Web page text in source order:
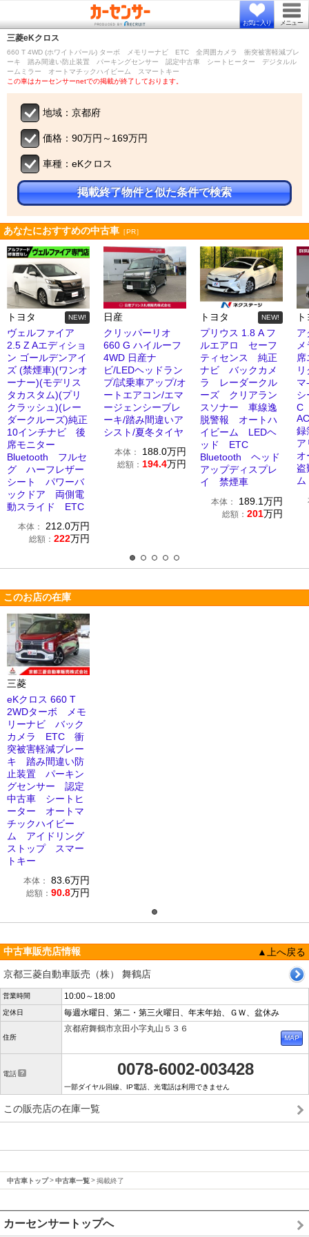
お気に入り メニュー
三菱eKクロス
660 T 4WD (ホワイトパール) ターボ メモリーナビ ETC 全周囲カメラ 衝突被害軽減ブレ
ーキ 踏み間違い防止装置 パーキングセンサー 認定中古車 シートヒーター デジタルル
ームミラー オートマチックハイビーム スマートキー
この車はカーセンサーnetでの掲載が終了しております。
地域：京都府
価格：90万円～169万円
車種：eKクロス
掲載終了物件と似た条件で検索
あなたにおすすめの中古車 ［PR］
トヨタ NEW!
ヴェルファイア
2.5 Z Aエディショ
ン ゴールデンアイ
ズ (禁煙車)(ワンオ
ーナー)(モデリス
タカスタム)(プリ
クラッシュ)(レー
ダークルーズ)純正
10インチナビ 後
席モニター
Bluetooth フルセ
グ ハーフレザー
シート パワーバ
ックドア 両側電
動スライド ETC
本体： 212.0万円
総額： 222万円
日産
クリッパーリオ
660 G ハイルーフ
4WD 日産ナ
ビ/LEDヘッドラン
プ/試乗車アップ/オ
ートエアコン/エマ
ージェンシーブレ
ーキ/踏み間違いア
シスト/夏冬タイヤ
本体： 188.0万円
総額： 194.4万円
トヨタ NEW!
プリウス 1.8 A フ
ルエアロ セーフ
ティセンス 純正
ナビ バックカメ
ラ レーダークル
ーズ クリアラン
スソナー 車線逸
脱警報 オートハ
イビーム LEDヘ
ッド ETC
Bluetooth ヘッド
アップディスプレ
イ 禁煙車
本体： 189.1万円
総額： 201万円
ア
録
盗
このお店の在庫
三菱
eKクロス 660 T
2WDターボ メモ
リーナビ バック
カメラ ETC 衝
突被害軽減ブレー
キ 踏み間違い防
止装置 パーキン
グセンサー 認定
中古車 シートヒ
ーター オートマ
チックハイビー
ム アイドリング
ストップ スマー
トキー
本体： 83.6万円
総額： 90.8万円
中古車販売店情報
▲上へ戻る
京都三菱自動車販売（株） 舞鶴店
営業時間 10:00～18:00
定休日 毎週水曜日、第二・第三火曜日、年末年始、ＧＷ、盆休み
住所
京都府舞鶴市京田小字丸山５３６
電話 0078-6002-003428
一部ダイヤル回線、IP電話、光電話は利用できません
この販売店の在庫一覧
中古車トップ 中古車一覧 掲載終了
カーセンサートップへ